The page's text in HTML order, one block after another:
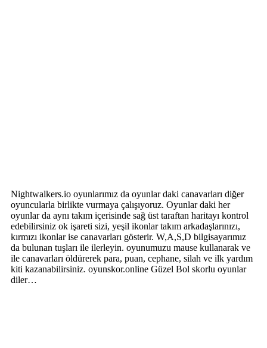
Nightwalkers.io oyunlarımız da oyunlar daki canavarları diğer
oyuncularla birlikte vurmaya çalışıyoruz. Oyunlar daki her
oyunlar da aynı takım içerisinde sağ üst taraftan haritayı kontrol
edebilirsiniz ok işareti sizi, yeşil ikonlar takım arkadaşlarınızı,
kırmızı ikonlar ise canavarları gösterir. W,A,S,D bilgisayarımız
da bulunan tuşları ile ilerleyin. oyunumuzu mause kullanarak ve
ile canavarları öldürerek para, puan, cephane, silah ve ilk yardım
kiti kazanabilirsiniz. oyunskor.online Güzel Bol skorlu oyunlar
diler…